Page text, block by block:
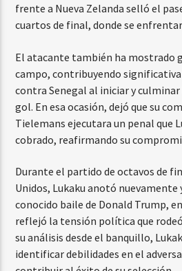
frente a Nueva Zelanda selló el
cuartos de final, donde se
El atacante también ha mostrado
campo, contribuyendo
contra Senegal al iniciar y
gol. En esa ocasión, dejó que su
Tielemans ejecutara un penal que
cobrado, reafirmando su
Durante el partido de octavos de
Unidos, Lukaku anotó
conocido baile de Donald Trump,
reflejó la tensión política que
su análisis desde el banquillo,
identificar debilidades en el